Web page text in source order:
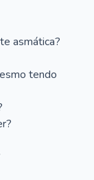
asmática?
tendo